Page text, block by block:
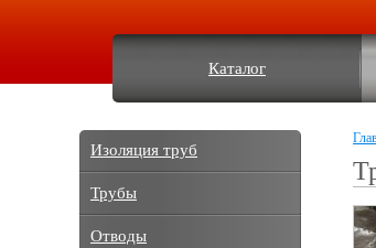
Каталог
Изоляция труб
Трубы
Отводы